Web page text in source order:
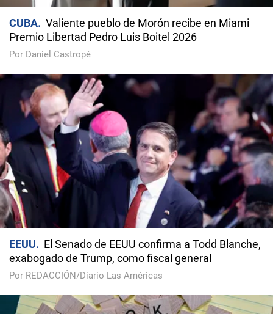
CUBA
Valiente pueblo de Morón recibe en Miami
Premio Libertad Pedro Luis Boitel 2026
Por Daniel Castropé
EEUU
El Senado de EEUU confirma a Todd Blanche,
exabogado de Trump, como fiscal general
Por REDACCIÓN/Diario Las Américas